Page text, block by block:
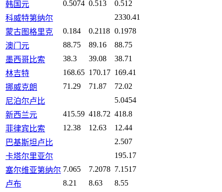
韩国元 0.5074 0.513
0.512
科威特第纳尔
2330.41
蒙古图格里克
0.184 0.2118 0.1978
澳门元
88.75 89.16
88.75
墨西哥比索
38.3 39.08
38.71
林吉特
168.65 170.17 169.41
挪威克朗
71.29 71.87
72.02
尼泊尔卢比
5.0454
新西兰元
415.59 418.72 418.8
菲律宾比索
12.38 12.63
12.44
巴基斯坦卢比
2.507
卡塔尔里亚尔
195.17
塞尔维亚第纳尔 7.065 7.2078 7.1517
卢布
8.21 8.63
8.55